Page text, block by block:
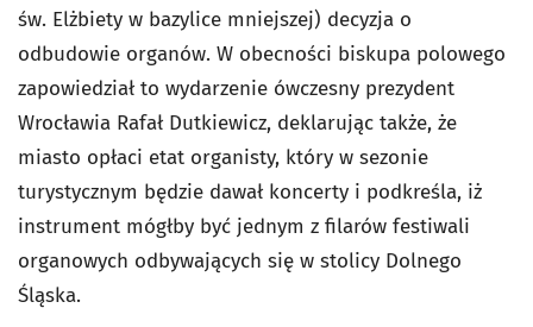
św. Elżbiety w bazylice mniejszej) decyzja o
odbudowie organów. W obecności biskupa polowego
zapowiedział to wydarzenie ówczesny prezydent
Wrocławia Rafał Dutkiewicz, deklarując także, że
miasto opłaci etat organisty, który w sezonie
turystycznym będzie dawał koncerty i podkreśla, iż
instrument mógłby być jednym z filarów festiwali
organowych odbywających się w stolicy Dolnego
Śląska.